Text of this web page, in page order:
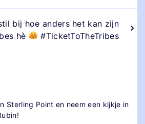
bij hoe anders het kan zijn
hè
#TicketToTheTribes
Sterling Point en neem een kijkje in